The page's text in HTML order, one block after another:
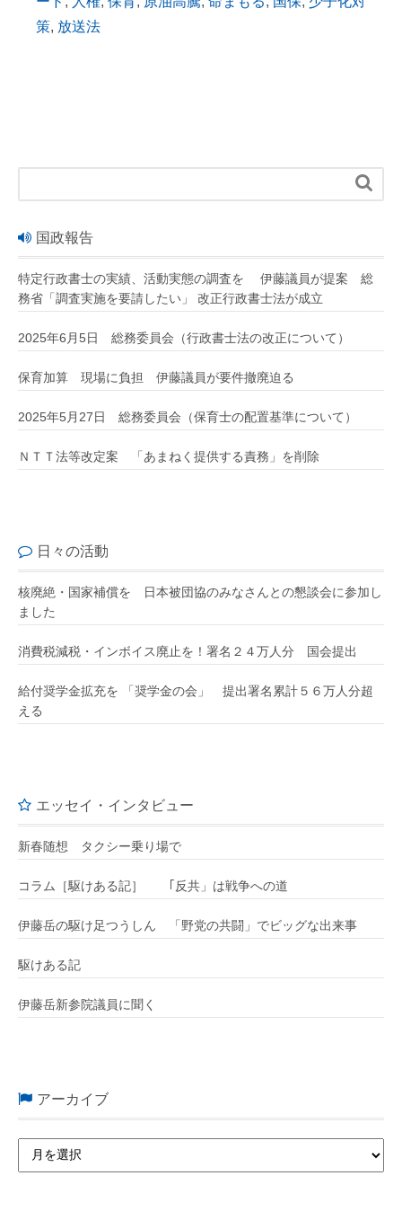
策, 放送法

国政報告
特定行政書士の実績、活動実態の調査を 伊藤議員が提案 総
務省「調査実施を要請したい」 改正行政書士法が成立
2025年6月5日 総務委員会（行政書士法の改正について）
保育加算 現場に負担 伊藤議員が要件撤廃迫る
2025年5月27日 総務委員会（保育士の配置基準について）
ＮＴＴ法等改定案 「あまねく提供する責務」を削除
日々の活動
核廃絶・国家補償を 日本被団協のみなさんとの懇談会に参加し
ました
消費税減税・インボイス廃止を！署名２４万人分 国会提出
給付奨学金拡充を 「奨学金の会」 提出署名累計５６万人分超
える
エッセイ・インタビュー
新春随想 タクシー乗り場で
コラム［駆けある記］ ｢反共」は戦争への道
伊藤岳の駆け足つうしん 「野党の共闘」でビッグな出来事
駆けある記
伊藤岳新参院議員に聞く
アーカイブ